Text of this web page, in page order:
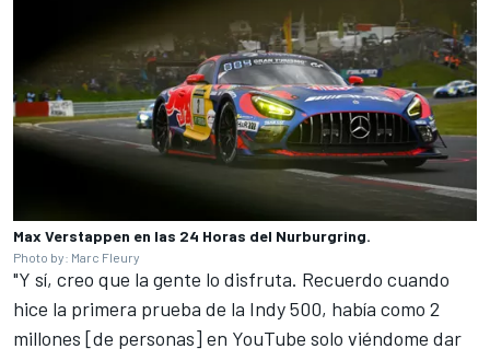
Max Verstappen en las 24 Horas del Nurburgring.
Photo by: Marc Fleury
"Y sí, creo que la gente lo disfruta. Recuerdo cuando
hice la primera prueba de la Indy 500, había como 2
millones [de personas] en YouTube solo viéndome dar